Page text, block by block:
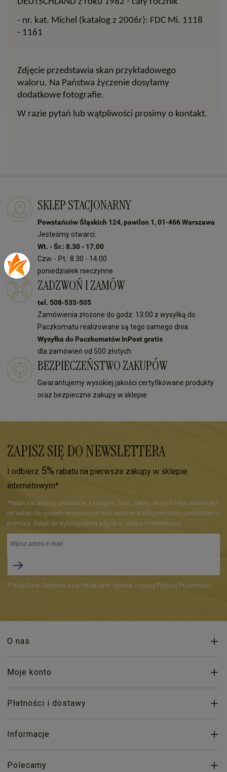
- nr. kat. Michel (katalog z 2006r): FDC Mi. 1118
- 1161
Zdjęcie przedstawia skan przykładowego
waloru. Na Państwa życzenie dosyłamy
dodatkowe fotografie.
W razie pytań lub wątpliwości prosimy o kontakt.
SKLEP STACJONARNY
Powstańców Śląskich 124, pawilon 1, 01-466 Warszawa
Jesteśmy otwarci:
Wt. - Śr.: 8.30 - 17.00
Czw. - Pt.: 8.30 - 14.00
poniedziałek nieczynne
ZADZWOŃ I ZAMÓW
tel. 508-535-505
Zamówienia złożone do godz. 13:00 z wysyłką do
Paczkomatu realizowane są tego samego dnia.
Wysyłka do Paczkomatów InPost gratis
dla zamówień od 500 złotych.
BEZPIECZEŃSTWO ZAKUPÓW
Gwarantujemy wysokiej jakości certyfikowane produkty
oraz bezpieczne zakupy w sklepie
ZAPISZ SIĘ DO NEWSLETTERA
I odbierz 5% rabatu na pierwsze zakupy w sklepie
internetowym*
*Rabat nie dotyczy produktów z kategorii Złoto, srebro, których cena zależna jest
od wahań na rynkach finansowych oraz walorów kolekcjonerskich i produktów w
promocji. Rabat do wykorzystania jedynie w sklepie internetowym.
*Twoje Dane Osobowe są przetwarzane zgodnie z naszą Polityką Prywatności.
O nas
Moje konto
Płatności i dostawy
Informacje
Polecamy